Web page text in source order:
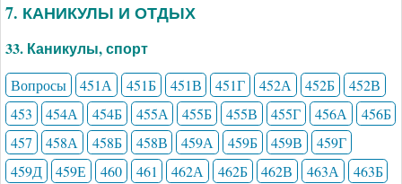
7. КАНИКУЛЫ И ОТДЫХ
33. Каникулы, спорт
Вопросы 451А 451Б 451В 451Г 452А 452Б
452В
453
454А 454Б 455А 455Б 455В 455Г 456А
456Б
457
458А 458Б 458В 459А 459Б 459В
459Г
459Д
459Е 460 461 462А 462Б 462В 463А
463Б